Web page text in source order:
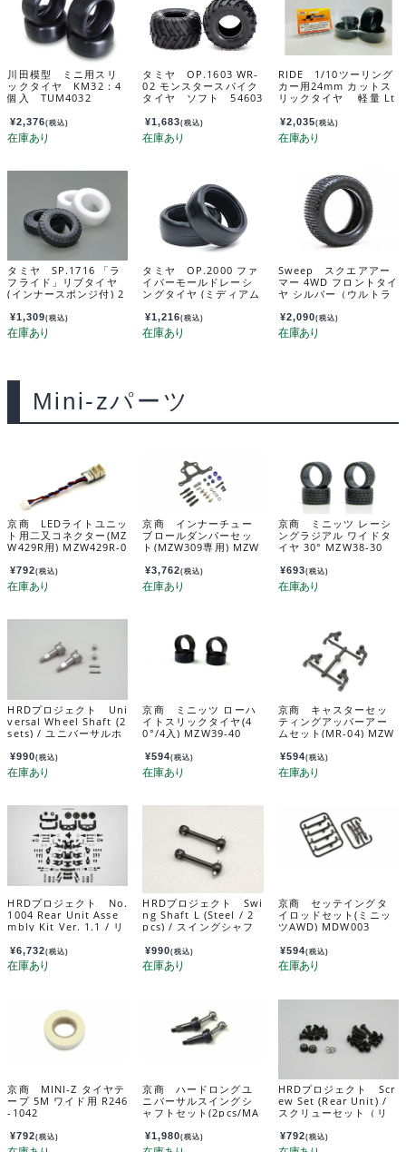
川田模型 ミニ用スリ
ックタイヤ KM32：4
個入 TUM4032
¥2,376(税込)
タミヤ OP.1603 WR-
02 モンスタースパイク
タイヤ ソフト 54603
¥1,683(税込)
RIDE 1/10ツーリング
カー用24mm カットス
リックタイヤ 軽量 Lt
り 34125
¥2,035(税込)
タミヤ SP.1716 「ラ
フライド」リブタイヤ
(インナースポンジ付) 2
¥1,309(税込)
タミヤ OP.2000 ファ
イバーモールドレーシ
ングタイヤ (ミディアム
¥1,216(税込)
Sweep スクエアアー
マー 4WD フロントタイ
ヤ シルバー（ウルトラ
用/オープンセルインナ
ー付/２個入 SW-106fs
¥2,090(税込)
Mini-zパーツ
京商 LEDライトユニッ
ト用二又コネクター(MZ
W429R用) MZW429R-0
¥792(税込)
京商 インナーチュー
ブロールダンパーセッ
ト(MZW309専用) MZW
¥3,762(税込)
京商 ミニッツ レーシ
ングラジアル ワイドタ
イヤ 30° MZW38-30
¥693(税込)
HRDプロジェクト Uni
versal Wheel Shaft (2
sets) / ユニバーサルホ
ト） MRD-024
¥990(税込)
京商 ミニッツ ローハ
イトスリックタイヤ(4
0°/4入) MZW39-40
¥594(税込)
京商 キャスターセッ
ティングアッパーアー
ムセット(MR-04) MZW
¥594(税込)
HRDプロジェクト No.
1004 Rear Unit Asse
mbly Kit Ver. 1.1 / リ
リーキット Ver. 1.1 1
004
¥6,732(税込)
HRDプロジェクト Swi
ng Shaft L (Steel / 2
pcs) / スイングシャフ
MRD-025B-L
¥990(税込)
京商 セッテイングタ
イロッドセット(ミニッ
ツAWD) MDW003
¥594(税込)
京商 MINI-Z タイヤテ
ープ 5M ワイド用 R246
-1042
¥792(税込)
京商 ハードロングユ
ニバーサルスイングシ
ャフトセット(2pcs/MA
¥1,980(税込)
HRDプロジェクト Scr
ew Set (Rear Unit) /
スクリューセット（リ
9
¥792(税込)